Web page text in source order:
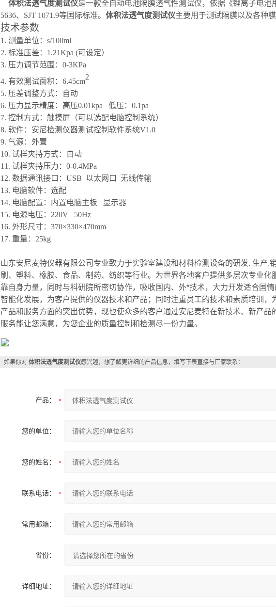
体积法透气度测试仪是一款全自动电池隔膜透气性测试仪，依据《锂离子电池
5636、SJT 1071.9等国际标准。 体积法透气度测试仪主要用于测试隔膜以及各种膜
技术参数
1. 测量单位： s/100ml
2. 标准压差： 1.21Kpa (可设定）
3. 压力调节范围： 0-3KPa
4. 有效测试面积： 6.45cm
2
5. 压差调整方式：自动
6. 压力显示精度：高压0.01kpa 低压：0.1pa
7. 控制方式：触摸屏（可以选配电脑控制系统）
8. 软件：安尼检测仪器测试控制软件系统V1.0
9. 气源：外置
10. 试样夹持方式：自动
11. 试样夹持压力： 0-0.4MPa
12. 数据通讯接口： USB 以太网口 无线传输
13. 电脑软件：选配
14. 电脑配置：内置电脑主板
显示器
15. 电源电压： 220V 50Hz
16. 外形尺寸： 370×330×470mm
17. 重量： 25kg
山东安尼麦特仪器有限公司专业致力于实验室建设和材料检测设备的研发. 生产.
刷、塑料、橡胶、食品、制药、纺织等行业。为世界各地客户提供多层次专业化
靠自身力量，同时与科研院所密切协作，吸收国内、外*技术，大力开发适合国
智能化发展，为客户提供的仪器技术和产品；同时注重员工的技术和素质培训，
产品和服务方面的突出优势，现也使众多的客户通过安尼麦特在新技术、新产品
服务能让您满意，为您企业的质量控制和检测尽一份力量。
如果你对 体积法透气度测试仪感兴趣，想了解更详细的产品信息，填写下表直接与厂家联系：
产品：
您的单位：
您的姓名：
联系电话：
常用邮箱：
省份：
详细地址：